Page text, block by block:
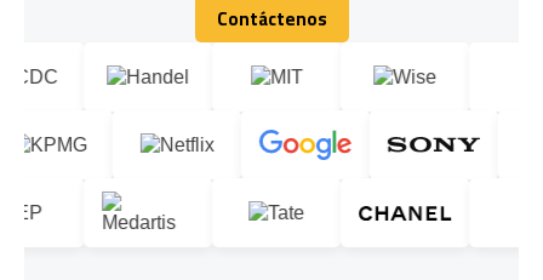
Contáctenos
Contáctenos